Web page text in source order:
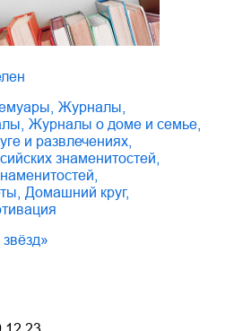
журналы
журналы о доме и семье
и развлечениях
знаменитостей
домашний круг,